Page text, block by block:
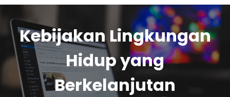
n
I
c
o
n
Kebijakan Lingkungan
Hidup yang
Berkelanjutan